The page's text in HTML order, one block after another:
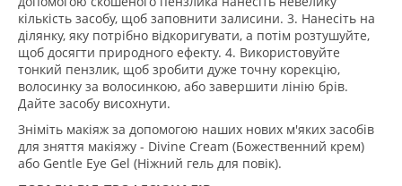
кількість засобу, щоб заповнити залисини. 3. Нанесіть на
ділянку, яку потрібно відкоригувати, а потім розтушуйте,
щоб досягти природного ефекту. 4. Використовуйте
тонкий пензлик, щоб зробити дуже точну корекцію,
волосинку за волосинкою, або завершити лінію брів.
Дайте засобу висохнути.
Зніміть макіяж за допомогою наших нових м'яких засобів
для зняття макіяжу - Divine Cream (Божественний крем)
або Gentle Eye Gel (Ніжний гель для повік).